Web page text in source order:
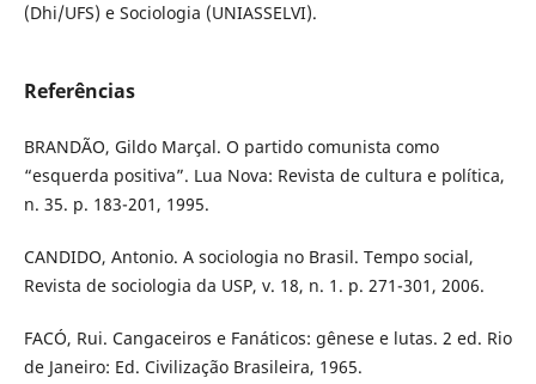
(Dhi/UFS) e Sociologia (UNIASSELVI).
Referências
BRANDÃO, Gildo Marçal. O partido comunista como
“esquerda positiva”. Lua Nova: Revista de cultura e política,
n. 35. p. 183-201, 1995.
CANDIDO, Antonio. A sociologia no Brasil. Tempo social,
Revista de sociologia da USP, v. 18, n. 1. p. 271-301, 2006.
FACÓ, Rui. Cangaceiros e Fanáticos: gênese e lutas. 2 ed. Rio
de Janeiro: Ed. Civilização Brasileira, 1965.